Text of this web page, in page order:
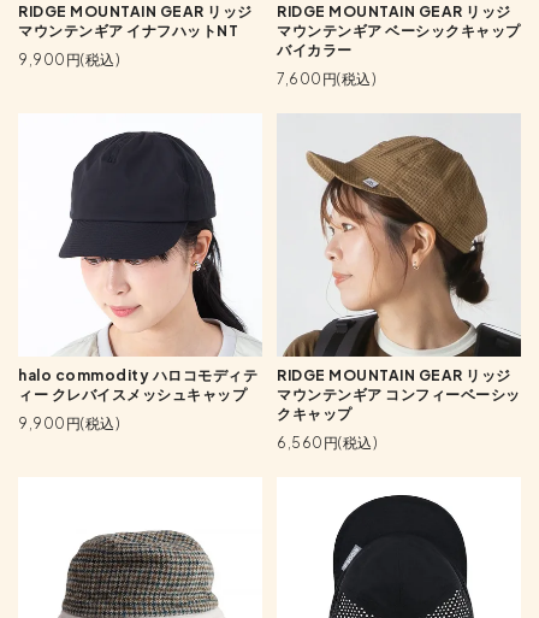
RIDGE MOUNTAIN GEAR リッジ
マウンテンギア イナフハットNT
9,900円(税込)
RIDGE MOUNTAIN GEAR リッジ
マウンテンギア ベーシックキャップ
バイカラー
7,600円(税込)
halo commodity ハロコモディテ
ィー クレバイスメッシュキャップ
9,900円(税込)
RIDGE MOUNTAIN GEAR リッジ
マウンテンギア コンフィーベーシッ
クキャップ
6,560円(税込)